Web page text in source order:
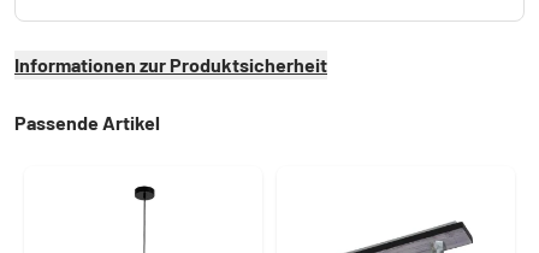
Informationen zur Produktsicherheit
Passende Artikel